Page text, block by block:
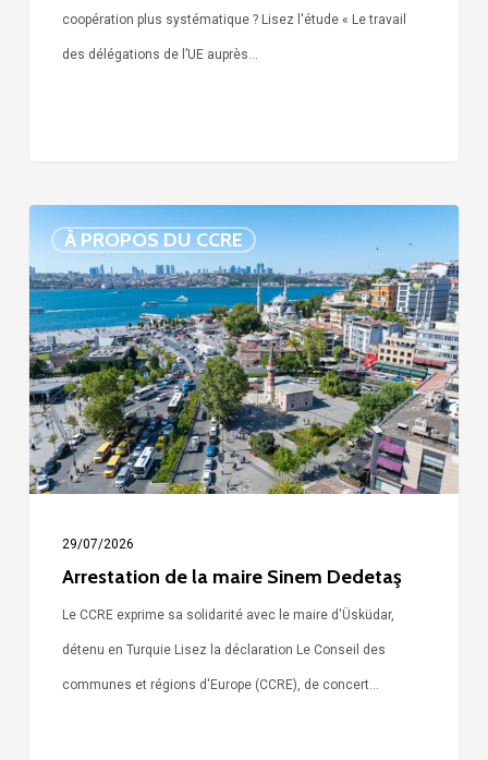
coopération plus systématique ? Lisez l'étude « Le travail
des délégations de l’UE auprès…
À PROPOS DU CCRE
la
maire
Sinem
Dedetaş
29/07/2026
Arrestation de la maire Sinem Dedetaş
Le CCRE exprime sa solidarité avec le maire d'Üsküdar,
détenu en Turquie Lisez la déclaration Le Conseil des
communes et régions d'Europe (CCRE), de concert…